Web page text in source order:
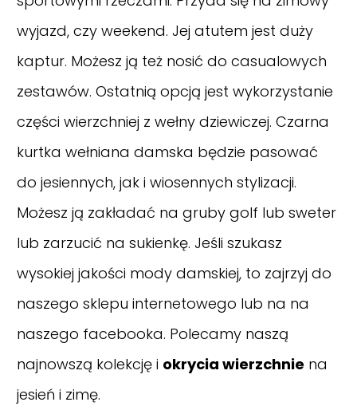
wyjazd, czy weekend. Jej atutem jest duży
kaptur. Możesz ją też nosić do casualowych
zestawów. Ostatnią opcją jest wykorzystanie
części wierzchniej z wełny dziewiczej. Czarna
kurtka wełniana damska będzie pasować
do jesiennych, jak i wiosennych stylizacji.
Możesz ją zakładać na gruby golf lub sweter
lub zarzucić na sukienkę. Jeśli szukasz
wysokiej jakości mody damskiej, to zajrzyj do
naszego sklepu internetowego lub na na
naszego facebooka. Polecamy naszą
najnowszą kolekcję i okrycia wierzchnie na
jesień i zimę.